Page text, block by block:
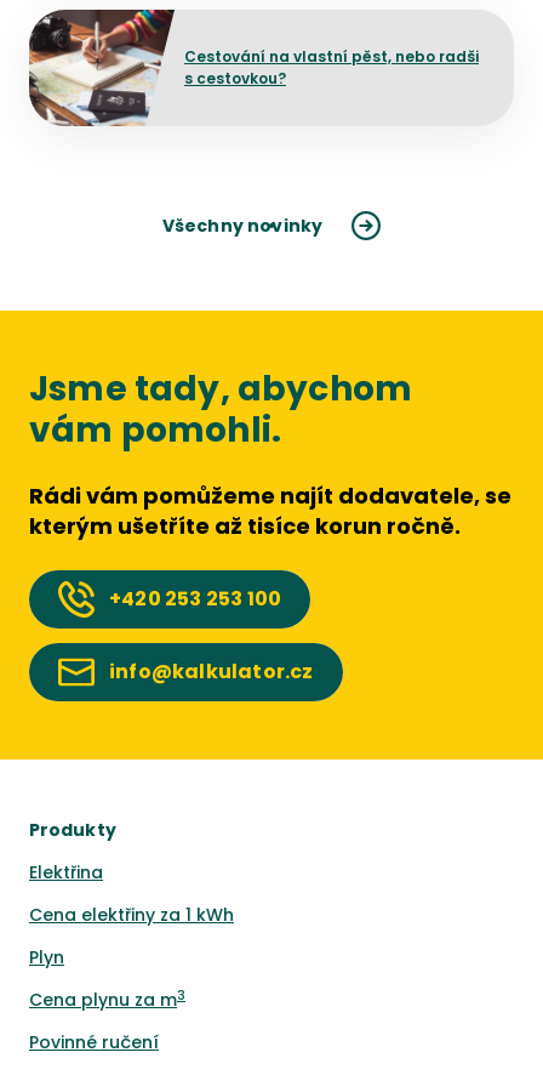
Cestování na vlastní pěst, nebo radši
s cestovkou?
Přejít na detail článku
Všechny novinky
Jsme tady, abychom
vám pomohli.
Rádi vám pomůžeme najít dodavatele, se
kterým ušetříte až tisíce korun ročně.
+420 253 253 100
info@kalkulator.cz
Produkty
Elektřina
Cena elektřiny za 1 kWh
Plyn
Cena plynu za m3
Povinné ručení